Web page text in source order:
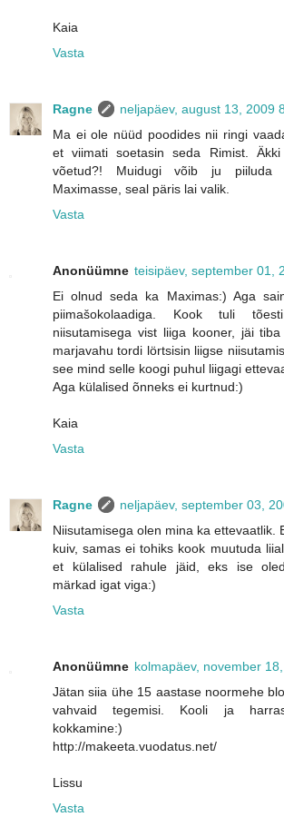
Kaia
Vasta
Ragne
neljapäev, august 13, 2009
Ma ei ole nüüd poodides nii ringi
et viimati soetasin seda Rimist.
võetud?! Muidugi võib ju piiluda
Maximasse, seal päris lai valik.
Vasta
Anonüümne teisipäev, september 01,
Ei olnud seda ka Maximas:) Aga
piimašokolaadiga. Kook tuli
niisutamisega vist liiga kooner, jäi
marjavahu tordi lörtsisin liigse
see mind selle koogi puhul liigagi
Aga külalised õnneks ei kurtnud:)
Kaia
Vasta
Ragne
neljapäev, september 03,
Niisutamisega olen mina ka ettevaatlik.
kuiv, samas ei tohiks kook muutuda
et külalised rahule jäid, eks ise
märkad igat viga:)
Vasta
Anonüümne kolmapäev, november
Jätan siia ühe 15 aastase noormehe
vahvaid tegemisi. Kooli ja
kokkamine:)
http://makeeta.vuodatus.net/
Lissu
Vasta